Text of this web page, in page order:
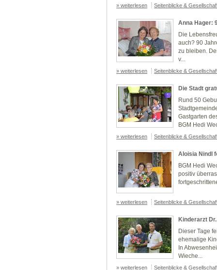
» weiterlesen Seitenblicke &
Anna Hager:
Die
auch? 90
zu bleiben.
v...
» weiterlesen Seitenblicke &
Die Stadt
Rund 50
Gastgarten
BGM Hedi
» weiterlesen Seitenblicke &
Aloisia Nindl
BGM Hedi
positiv
» weiterlesen Seitenblicke &
Kinderarzt
Dieser Tage
ehemalige
In
Wieche...
» weiterlesen Seitenblicke &